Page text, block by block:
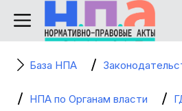
База НПА
НПА по Органам власти